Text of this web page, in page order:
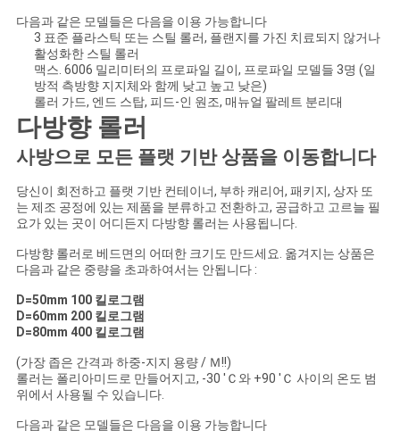
PRIVACY
POLICY
다음과 같은 모델들은 다음을 이용 가능합니다
3 표준 플라스틱 또는 스틸 롤러, 플랜지를 가진 치료되지 않거나
활성화한 스틸 롤러
맥스. 6006 밀리미터의 프로파일 길이, 프로파일 모델들 3명 (일
방적 측방향 지지체와 함께 낮고 높고 낮은)
롤러 가드, 엔드 스탑, 피드-인 원조, 매뉴얼 팔레트 분리대
다방향 롤러
사방으로 모든 플랫 기반 상품을 이동합니다
당신이 회전하고 플랫 기반 컨테이너, 부하 캐리어, 패키지, 상자 또
는 제조 공정에 있는 제품을 분류하고 전환하고, 공급하고 고르늘 필
요가 있는 곳이 어디든지 다방향 롤러는 사용됩니다.
다방향 롤러로 베드면의 어떠한 크기도 만드세요. 옮겨지는 상품은
다음과 같은 중량을 초과하여서는 안됩니다 :
D=50mm 100 킬로그램
D=60mm 200 킬로그램
D=80mm 400 킬로그램
(가장 좁은 간격과 하중-지지 용량 / Ｍ!!)
롤러는 폴리아미드로 만들어지고, -30 'Ｃ와 +90 'Ｃ 사이의 온도 범
위에서 사용될 수 있습니다.
다음과 같은 모델들은 다음을 이용 가능합니다